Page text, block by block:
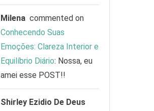
Milenacommented on
Conhecendo Suas
Emoções: Clareza Interior e
Equilíbrio Diário: Nossa, eu
amei esse POST!!
Shirley Ezidio De Deus